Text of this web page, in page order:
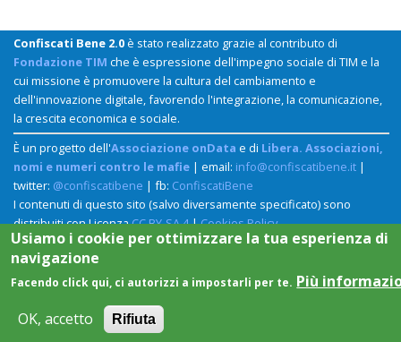
Confiscati Bene 2.0è stato realizzato grazie al contributo di
Fondazione TIM che è espressione dell'impegno sociale di TIM e la
cui missione è promuovere la cultura del cambiamento e
dell'innovazione digitale, favorendo l'integrazione, la comunicazione,
la crescita economica e sociale.
È un progetto dell'Associazione onData e di Libera. Associazioni,
nomi e numeri contro le mafie | email: info@confiscatibene.it |
twitter: @confiscatibene | fb: ConfiscatiBene
I contenuti di questo sito (salvo diversamente specificato) sono
distribuiti con LicenzaCC BY-SA 4|Cookies Policy
Usiamo i cookie per ottimizzare la tua esperienza di
navigazione
Facendo click qui, ci autorizzi a impostarli per te. Più
OK, accetto
Rifiuta